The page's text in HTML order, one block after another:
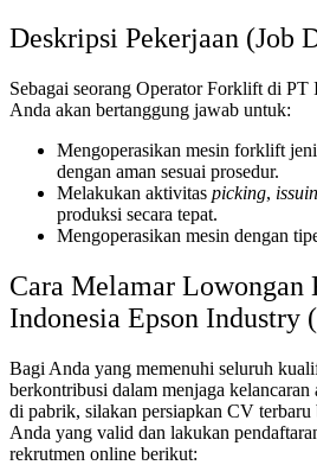
Deskripsi Pekerjaan (Job
Sebagai seorang Operator Forklift di PT
Anda akan bertanggung jawab untuk:
Mengoperasikan mesin forklift
dengan aman sesuai prosedur.
Melakukan aktivitas picking,
produksi secara tepat.
Mengoperasikan mesin dengan
Cara Melamar Lowongan
Indonesia Epson Industry
Bagi Anda yang memenuhi seluruh
berkontribusi dalam menjaga kelancaran
di pabrik, silakan persiapkan CV
Anda yang valid dan lakukan
rekrutmen online berikut: